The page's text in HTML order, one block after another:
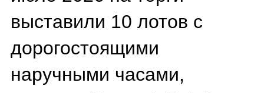
несостоявшимися из-за
отсутствия заявок. В
усомнились в подлинности